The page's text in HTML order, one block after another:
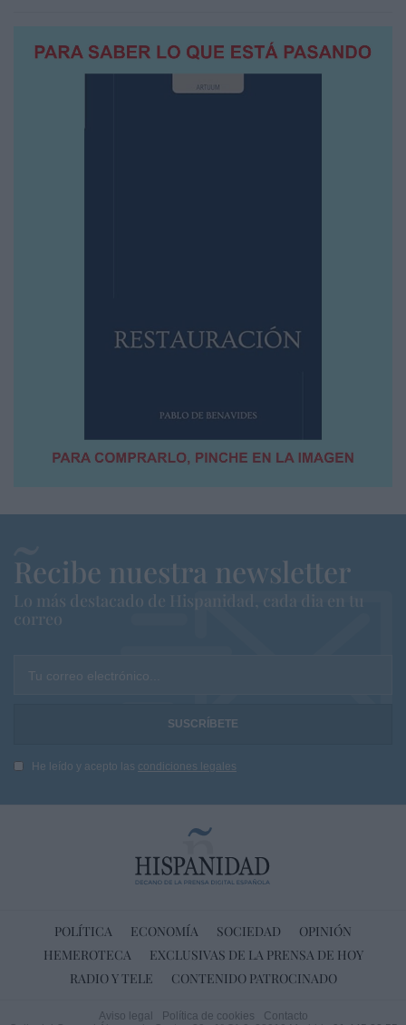
Recibe nuestra newsletter
Lo más destacado de Hispanidad, cada dia en tu
correo
Tu correo electrónico...
He leído y acepto las condiciones legales
POLÍTICA ECONOMÍA SOCIEDAD
OPINIÓN
HEMEROTECA
EXCLUSIVAS DE LA PRENSA DE HOY
RADIO Y TELE
CONTENIDO PATROCINADO
Aviso legal Política de cookies
Contacto